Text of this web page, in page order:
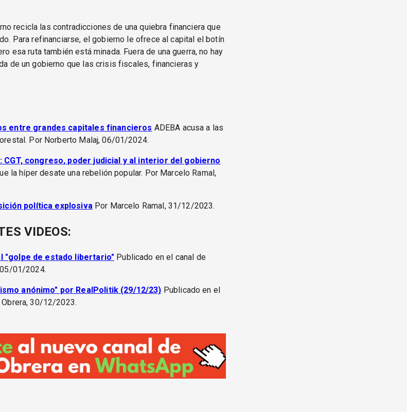
recicla las contradicciones de una quiebra financiera que
Para refinanciarse, el gobierno le ofrece al capital el botín
esa ruta también está minada. Fuera de una guerra, no hay
de un gobierno que las crisis fiscales, financieras y
entre grandes capitales financieros ADEBA acusa a las
Por Norberto Malaj, 06/01/2024.
CGT, congreso, poder judicial y al interior del gobierno
la híper desate una rebelión popular. Por Marcelo Ramal,
política explosivaPor Marcelo Ramal, 31/12/2023.
VIDEOS:
"golpe de estado libertario" Publicado en el canal de
01/2024.
anónimo" por RealPolitik (29/12/23) Publicado en el
30/12/2023.